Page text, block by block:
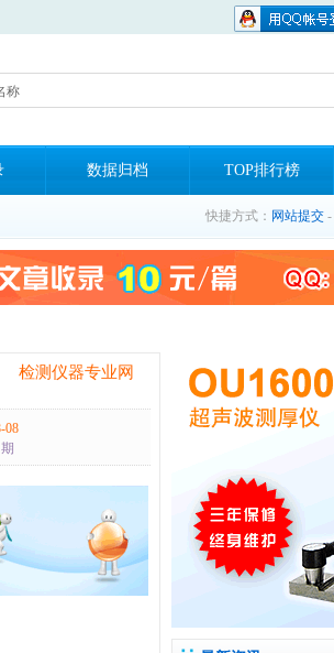
称
数据归档 TOP排行榜
快捷方式： 网站提交 -
检测仪器专业网
08